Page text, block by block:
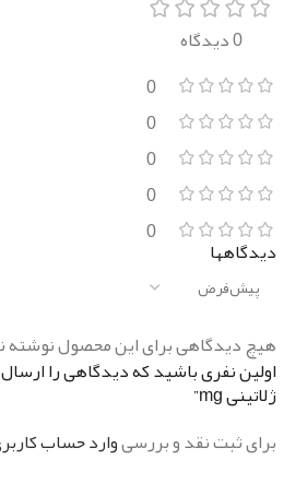
0 دیدگاه
0
0
0
0
0
دیدگاهها
هیچ دیدگاهی برای این محصول
اولین نفری باشید که دیدگاهی را
ژلاتینی mg”
برای ثبت نقد و بررسیوارد حساب